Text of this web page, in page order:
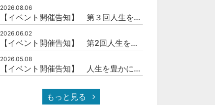
2026.08.06
【イベント開催告知】 第３回人生を豊かにする「本の力」を学ぶ会
2026.06.02
【イベント開催告知】 第2回人生を豊かにする「本の力」を学ぶ会
2026.05.08
【イベント開催告知】 人生を豊かにする「本の力」を学ぶ会
もっと見る